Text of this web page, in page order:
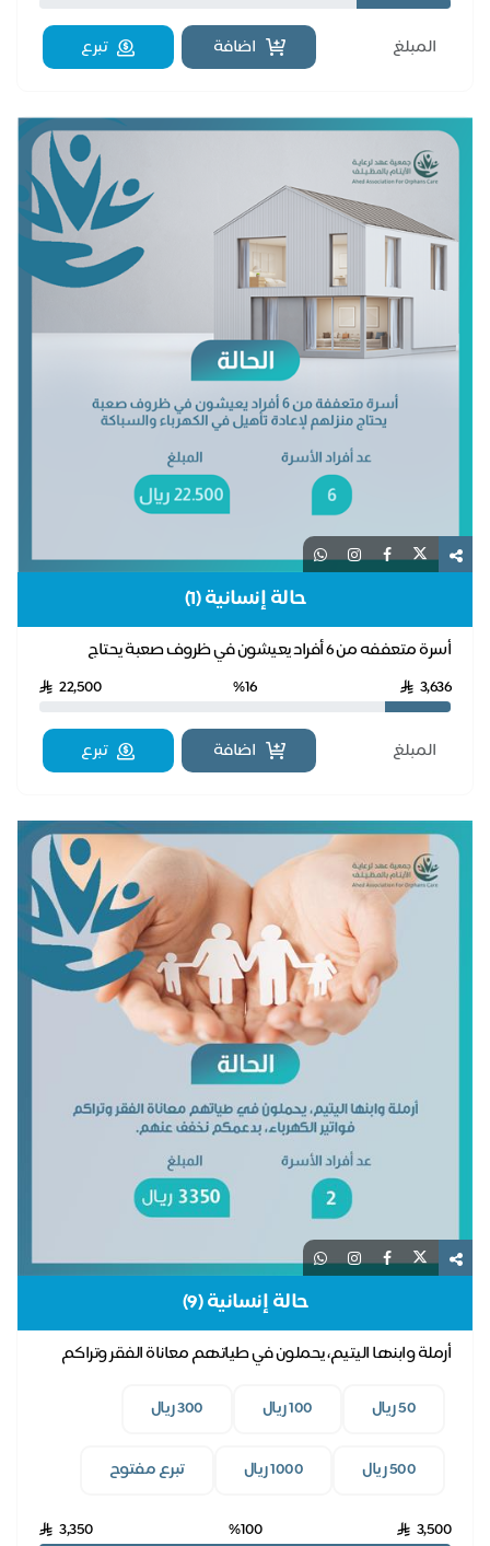
اضافة تبرع
حالة إنسانية (1)
أسرة متعففه من 6 أفراد يعيشون في ظروف صعبة يحتاج
منزلهم لإعادة تأهيل في الكهرباء والسباكة
3,636
22,500
اضافة تبرع
حالة إنسانية (9)
أرملة وابنها اليتيم، يحملون في طياتهم معاناة الفقر وتراكم
1000 ريال تبرع مفتوح
3,500
%100
3,350